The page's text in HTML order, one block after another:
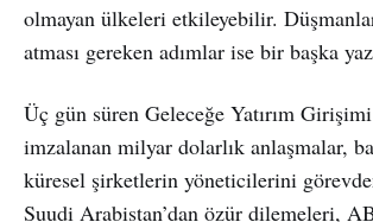
olmayan ülkeleri etkileyebilir.
atması gereken adımlar ise bir başka
Üç gün süren Geleceğe Yatırım
imzalanan milyar dolarlık anlaşmalar,
küresel şirketlerin yöneticilerini
Suudi Arabistan’dan özür dilemeleri,